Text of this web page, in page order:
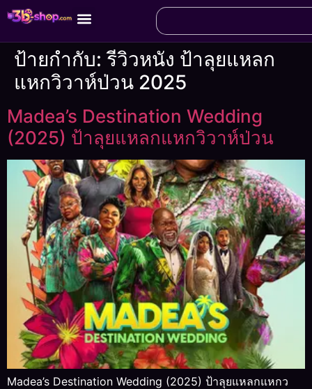
ป้ายกำกับ:รีวิวหนัง ป้าลุยแหลก
แหกวิวาห์ป่วน 2025
Madea’s Destination Wedding
(2025) ป้าลุยแหลกแหกวิวาห์ป่วน
Madea’s Destination Wedding (2025) ป้าลุยแหลกแหกว